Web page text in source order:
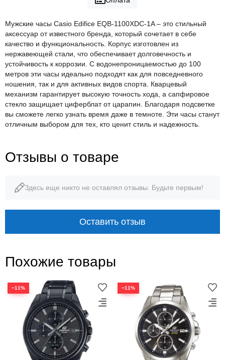
Мужские часы Casio Edifice EQB-1100XDC-1A – это стильный
аксессуар от известного бренда, который сочетает в себе
качество и функциональность. Корпус изготовлен из
нержавеющей стали, что обеспечивает долговечность и
устойчивость к коррозии. С водонепроницаемостью до 100
метров эти часы идеально подходят как для повседневного
ношения, так и для активных видов спорта. Кварцевый
механизм гарантирует высокую точность хода, а сапфировое
стекло защищает циферблат от царапин. Благодаря подсветке
вы сможете легко узнать время даже в темноте. Эти часы станут
отличным выбором для тех, кто ценит стиль и надежность.
Отзывы о товаре
Здесь еще никто не оставлял отзывы. Будьте первым!
Оставить отзыв
Похожие товары
−11% −11%